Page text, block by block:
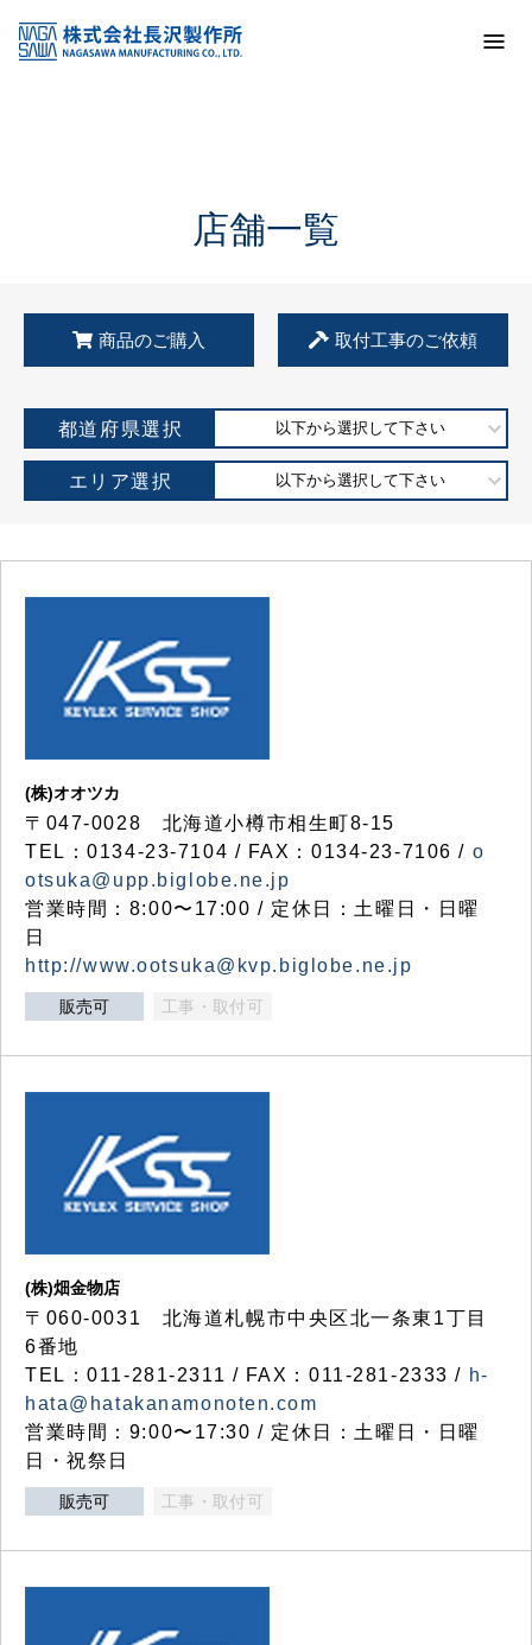
KSS加盟店・取扱店情報
店舗一覧
店舗一覧
商品のご購入 取付工事のご依頼
都道府県選択 以下から選択して下さい
エリア選択 以下から選択して下さい
(株)オオツカ
〒047-0028 北海道小樽市相生町8-15
TEL：0134-23-7104 / FAX：0134-23-7106 / o
otsuka@upp.biglobe.ne.jp
営業時間：8:00〜17:00 / 定休日：土曜日・日曜
日
http://www.ootsuka@kvp.biglobe.ne.jp
販売可 工事・取付可
(株)畑金物店
〒060-0031 北海道札幌市中央区北一条東1丁目
6番地
TEL：011-281-2311 / FAX：011-281-2333 / h-
hata@hatakanamonoten.com
営業時間：9:00〜17:30 / 定休日：土曜日・日曜
日・祝祭日
販売可 工事・取付可